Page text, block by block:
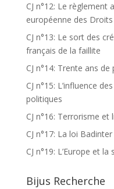
CJ n°12: Le règlement
européenne des Droits
CJ n°13: Le sort des
français de la faillite
CJ n°14: Trente ans
CJ n°15: L’influence
politiques
CJ n°16: Terrorisme et
CJ n°17: La loi
CJ n°19: L’Europe et
Bijus Recherche